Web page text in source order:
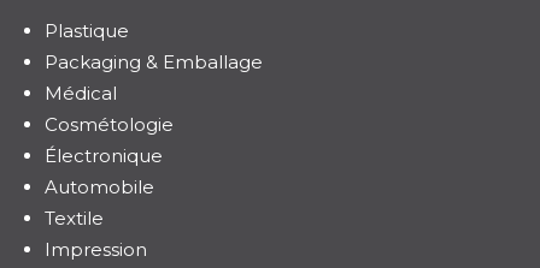
Plastique
Packaging & Emballage
Médical
Cosmétologie
Électronique
Automobile
Textile
Impression